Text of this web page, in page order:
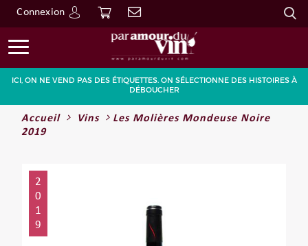
Connexion
Go
ICI, ON NE VEND PAS DES ÉTIQUETTES. ON SÉLECTIONNE DES HISTOIRES À
DÉBOUCHER
Accueil Vins
Les Molières Mondeuse Noire
2019
2
0
1
9